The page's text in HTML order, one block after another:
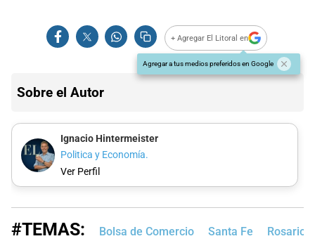
+ Agregar El Litoral en
Agregar a tus medios preferidos en Google
Sobre el Autor
Ignacio Hintermeister
Politica y Economía.
Ver Perfil
#TEMAS: Bolsa de Comercio Santa Fe Rosario